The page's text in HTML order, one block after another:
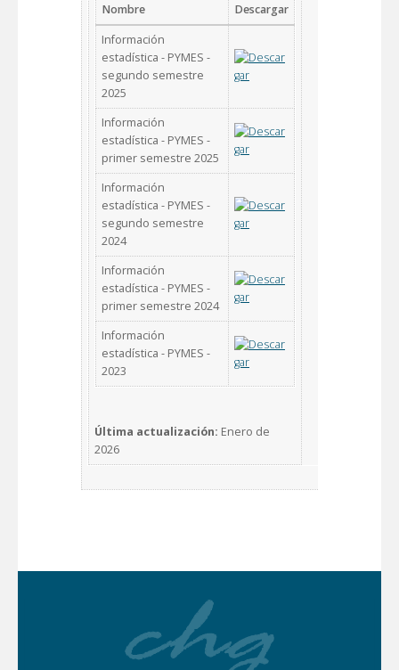
Nombre
Descargar
Información
estadística - PYMES -
segundo semestre
2025
Información
estadística - PYMES -
primer semestre 2025
Información
estadística - PYMES -
segundo semestre
2024
Información
estadística - PYMES -
primer semestre 2024
Información
estadística - PYMES -
2023
Última actualización: Enero de
2026